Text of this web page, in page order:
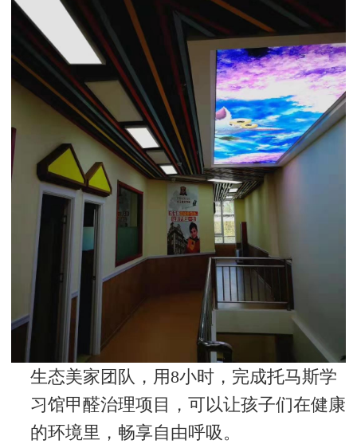
生态美家团队，用8小时，完成托马斯学
习馆甲醛治理项目，可以让孩子们在健康
的环境里，畅享自由呼吸。